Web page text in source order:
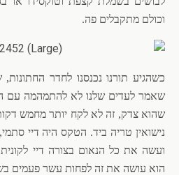
וכולם מתקבלים פה.
כשהגיע תורנו נכנסנו לחדר
שאמר לעדים שלנו לא להתמהמה עם
שהוא צדק, זה לא לקח יותר מחמש
נישואין טריה ביד. הטקס היה דיי
ועשה את כל הנאום בצורה דיי לקונית.
הוא עושה את זה לפחות עשר פעמים